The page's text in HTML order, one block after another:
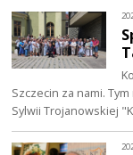
Szczecin za nami.
Sylwii Trojanowskiej